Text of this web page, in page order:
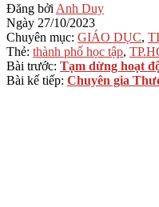
2023-
10-
27
Đăng bởi Anh Duy
Ngày 27/10/2023
Chuyên mục: GIÁO DỤC,
Thẻ: thành phố học tập,
Bài trước: Tạm dừng hoạt
Bài kế tiếp: Chuyên gia